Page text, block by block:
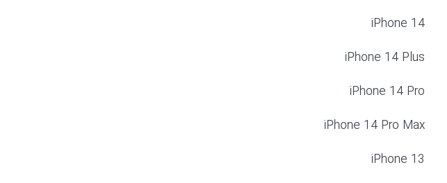
iPhone 14
iPhone 14 Plus
iPhone 14 Pro
iPhone 14 Pro Max
iPhone 13